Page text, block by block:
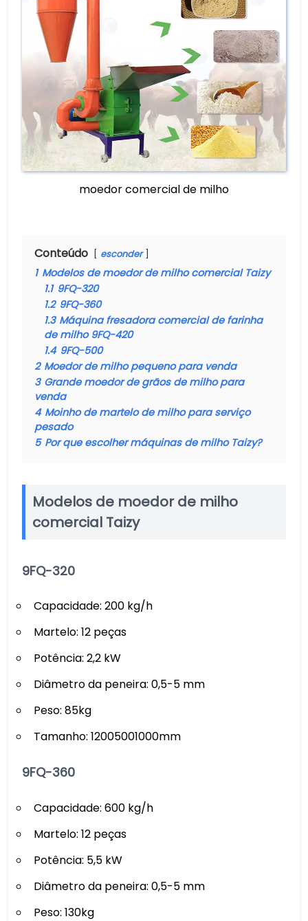
moedor comercial de milho
Conteúdo esconder
1 Modelos de moedor de milho comercial Taizy
1.1 9FQ-320
1.2 9FQ-360
1.3 Máquina fresadora comercial de farinha
de milho 9FQ-420
1.4 9FQ-500
2 Moedor de milho pequeno para venda
3 Grande moedor de grãos de milho para
venda
4 Moinho de martelo de milho para serviço
pesado
5 Por que escolher máquinas de milho Taizy?
Modelos de moedor de milho
comercial Taizy
9FQ-320
Capacidade: 200 kg/h
Martelo: 12 peças
Potência: 2,2 kW
Diâmetro da peneira: 0,5-5 mm
Peso: 85kg
Tamanho: 12005001000mm
9FQ-360
Capacidade: 600 kg/h
Martelo: 12 peças
Potência: 5,5 kW
Diâmetro da peneira: 0,5-5 mm
Peso: 130kg